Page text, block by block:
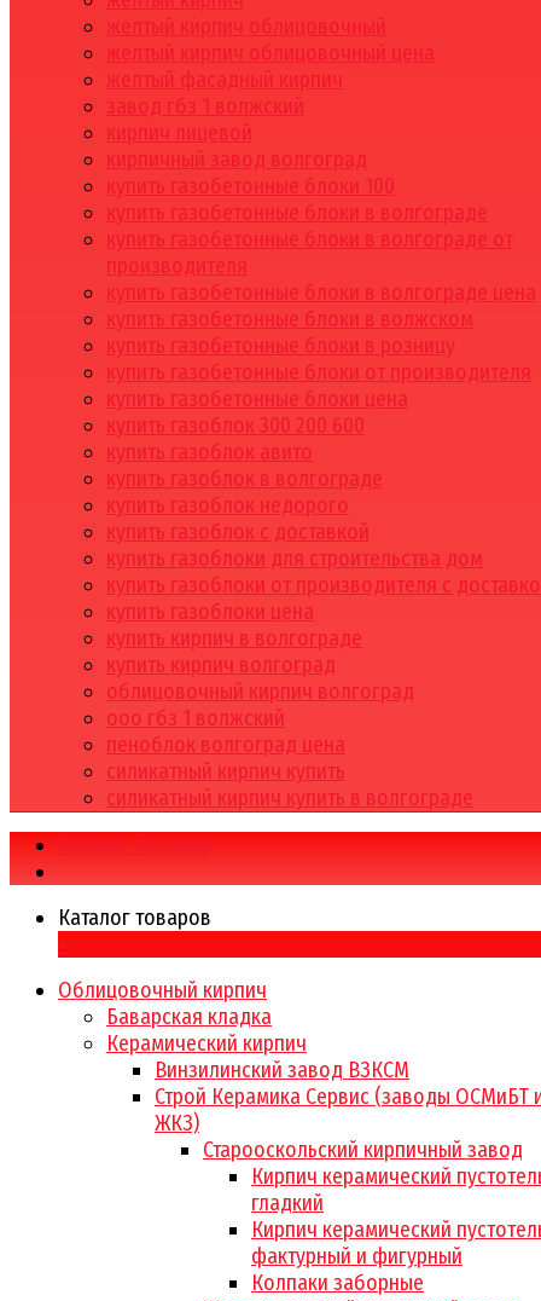
желтый кирпич облицовочный
желтый кирпич облицовочный цена
желтый фасадный кирпич
завод гбз 1 волжский
кирпич лицевой
кирпичный завод волгоград
купить газобетонные блоки 100
купить газобетонные блоки в волгограде
купить газобетонные блоки в волгограде от
производителя
купить газобетонные блоки в волгограде цена
купить газобетонные блоки в волжском
купить газобетонные блоки в розницу
купить газобетонные блоки от производителя
купить газобетонные блоки цена
купить газоблок 300 200 600
купить газоблок авито
купить газоблок в волгограде
купить газоблок недорого
купить газоблок с доставкой
купить газоблоки для строительства дом
купить газоблоки от производителя с
купить газоблоки цена
купить кирпич в волгограде
купить кирпич волгоград
облицовочный кирпич волгоград
ооо гбз 1 волжский
пеноблок волгоград цена
силикатный кирпич купить
силикатный кирпич купить в волгограде
Каталог товаров
Каталог товаров
×
Облицовочный кирпич
Баварская кладка
Керамический кирпич
Винзилинский завод ВЗКСМ
Строй Керамика Сервис (заводы ОСМиБТ
ЖКЗ)
Старооскольский кирпичный завод
Кирпич керамический
гладкий
Кирпич керамический
фактурный и фигурный
Колпаки заборные